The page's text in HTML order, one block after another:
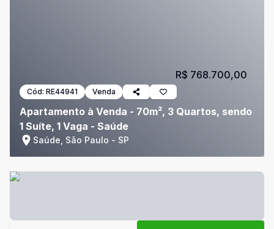
Cód: RE44941 Venda
Apartamento à Venda - 70m², 3 Quartos, sendo
1 Suíte, 1 Vaga - Saúde
Saúde, São Paulo - SP
R$ 768.700,00